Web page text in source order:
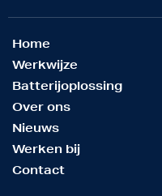
Home
Werkwijze
Batterijoplossing
Over ons
Nieuws
Werken bij
Contact